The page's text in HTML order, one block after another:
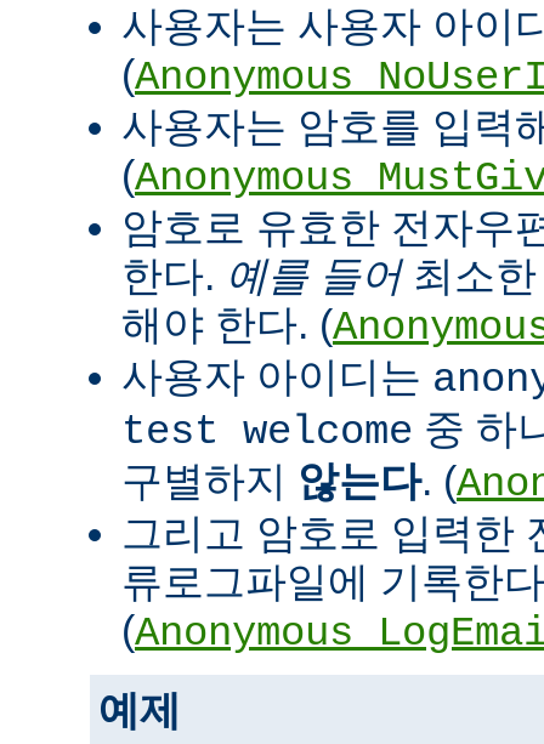
사용자는 사용자 아이
(
사용자는 암호를 입력
(
암호로 유효한 전자우
한다. 예를 들어최소한
해야 한다. (
사용자 아이디는
test welcome 중 하
구별하지 않는다. (
그리고 암호로 입력한
류로그파일에 기록한
(
예제